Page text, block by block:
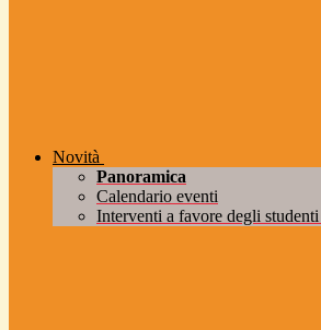
Novità
Panoramica
Calendario eventi
Interventi a favore degli